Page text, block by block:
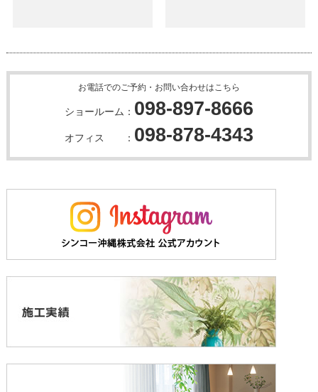
お電話でのご予約・お問い合わせはこちら
ショールーム： 098-897-8666
オフィス ： 098-878-4343